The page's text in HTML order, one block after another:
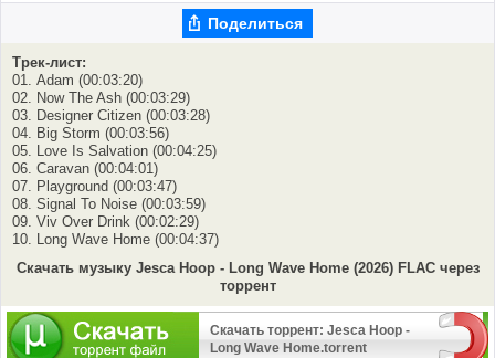
Поделиться
Трек-лист:
01. Adam (00:03:20)
02. Now The Ash (00:03:29)
03. Designer Citizen (00:03:28)
04. Big Storm (00:03:56)
05. Love Is Salvation (00:04:25)
06. Caravan (00:04:01)
07. Playground (00:03:47)
08. Signal To Noise (00:03:59)
09. Viv Over Drink (00:02:29)
10. Long Wave Home (00:04:37)
Скачать музыку Jesca Hoop - Long Wave Home (2026) FLAC через
торрент
Скачать торрент: Jesca Hoop -
Long Wave Home.torrent